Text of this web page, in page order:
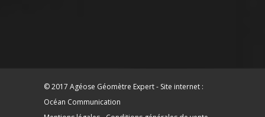
© 2017 Agéose Géomètre Expert - Site internet :
Océan Communication